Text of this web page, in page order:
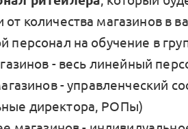
от количества магазинов в
персонал на обучение в
- весь линейный
- управленческий
директора, РОПы)